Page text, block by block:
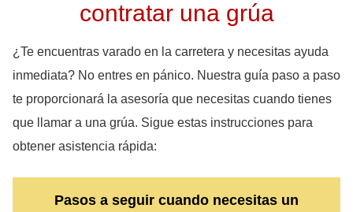
contratar una grúa
¿Te encuentras varado en la carretera y necesitas ayuda
inmediata? No entres en pánico. Nuestra guía paso a paso
te proporcionará la asesoría que necesitas cuando tienes
que llamar a una grúa. Sigue estas instrucciones para
obtener asistencia rápida:
Pasos a seguir cuando necesitas un